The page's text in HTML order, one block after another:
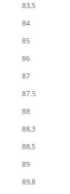
83,5
84
85
86
87
87.5
88
88,3
88,5
89
89,8